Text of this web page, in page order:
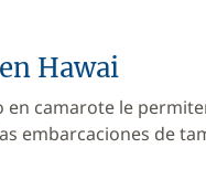
Hawai
camarote le
embarcaciones de